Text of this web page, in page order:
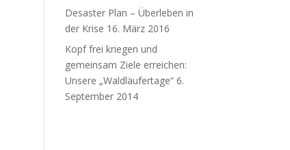
Desaster Plan – Überleben in
der Krise 16. März 2016
Kopf frei kriegen und
gemeinsam Ziele erreichen:
Unsere „Waldläufertage“ 6.
September 2014